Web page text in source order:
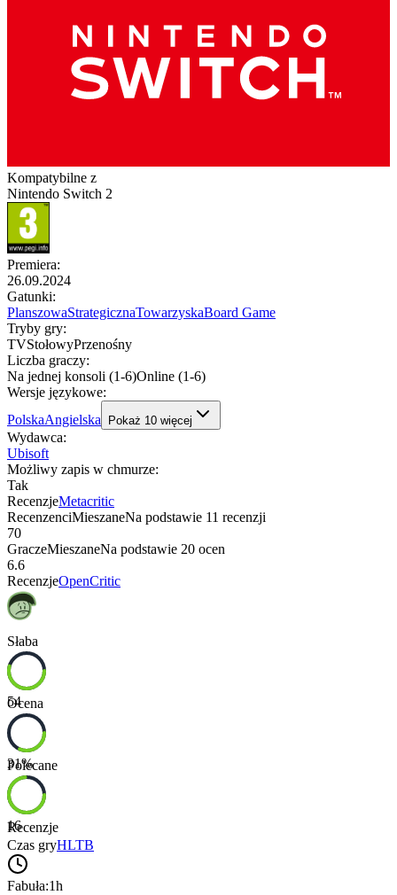
Kompatybilne z
Nintendo Switch 2
Premiera:
26.09.2024
Gatunki:
PlanszowaStrategicznaTowarzyskaBoard Game
Tryby gry:
TVStołowyPrzenośny
Liczba graczy:
Na jednej konsoli (1-6)Online (1-6)
Wersje językowe:
PolskaAngielska Pokaż 10 więcej
Wydawca:
Ubisoft
Możliwy zapis w chmurze:
Tak
RecenzjeMetacritic
RecenzenciMieszaneNa podstawie 11 recenzji
70
GraczeMieszaneNa podstawie 20 ocen
6.6
RecenzjeOpenCritic
Słaba
54
Ocena
31%
Polecane
16
Recenzje
Czas gryHLTB
Fabuła:1h